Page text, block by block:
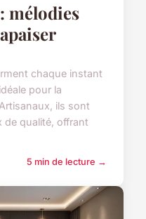
mélodies
chaque instant
pour la
ils sont
de qualité, offrant
5 min de lecture →